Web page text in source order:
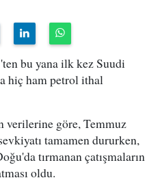
bu yana ilk kez Suudi
hiç ham petrol ithal
verilerine göre, Temmuz
tamamen dururken,
tırmanan çatışmaların
oldu.